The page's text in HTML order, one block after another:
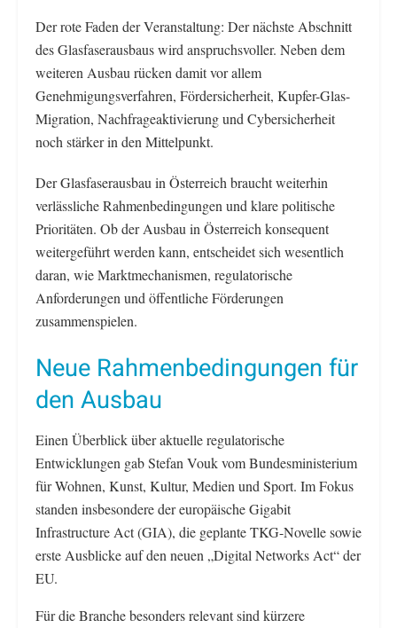
Der rote Faden der Veranstaltung: Der nächste Abschnitt
des Glasfaserausbaus wird anspruchsvoller. Neben dem
weiteren Ausbau rücken damit vor allem
Genehmigungsverfahren, Fördersicherheit, Kupfer-Glas-
Migration, Nachfrageaktivierung und Cybersicherheit
noch stärker in den Mittelpunkt.
Der Glasfaserausbau in Österreich braucht weiterhin
verlässliche Rahmenbedingungen und klare politische
Prioritäten. Ob der Ausbau in Österreich konsequent
weitergeführt werden kann, entscheidet sich wesentlich
daran, wie Marktmechanismen, regulatorische
Anforderungen und öffentliche Förderungen
zusammenspielen.
Neue Rahmenbedingungen für
den Ausbau
Einen Überblick über aktuelle regulatorische
Entwicklungen gab Stefan Vouk vom Bundesministerium
für Wohnen, Kunst, Kultur, Medien und Sport. Im Fokus
standen insbesondere der europäische Gigabit
Infrastructure Act (GIA), die geplante TKG-Novelle sowie
erste Ausblicke auf den neuen „Digital Networks Act“ der
EU.
Für die Branche besonders relevant sind kürzere